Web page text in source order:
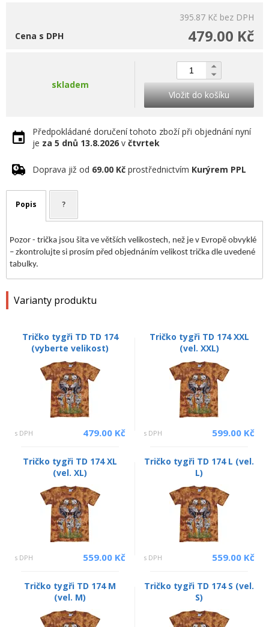
395.87 Kč bez DPH
479.00 Kč
Cena s DPH
skladem
Vložit do košíku
Předpokládané doručení tohoto zboží při objednání nyní
je za 5 dnů 13.8.2026 v čtvrtek
Doprava již od 69.00 Kč prostřednictvím Kurýrem PPL
Popis ?
Pozor - trička jsou šita ve větších velikostech, než je v Evropě obvyklé
– zkontrolujte si prosím před objednáním velikost trička dle uvedené
tabulky.
Varianty produktu
Tričko tygři TD TD 174
(vyberte velikost)
s DPH 479.00 Kč
Tričko tygři TD 174 XXL
(vel. XXL)
s DPH 599.00 Kč
Tričko tygři TD 174 XL
(vel. XL)
s DPH 559.00 Kč
Tričko tygři TD 174 L (vel.
L)
s DPH 559.00 Kč
Tričko tygři TD 174 M
(vel. M)
Tričko tygři TD 174 S (vel.
S)